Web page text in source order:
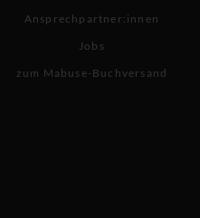
Ansprechpartner:innen
Jobs
zum Mabuse-Buchversand